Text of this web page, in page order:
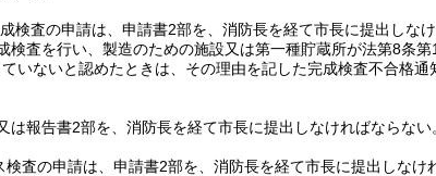
検査の申請は、申請書2部を、消防長を経て市長に提出しなけ
検査を行い、製造のための施設又は第一種貯蔵所が法第8条
いないと認めたときは、その理由を記した完成検査不合格
報告書2部を、消防長を経て市長に提出しなければならない
査の申請は、申請書2部を、消防長を経て市長に提出しなけ